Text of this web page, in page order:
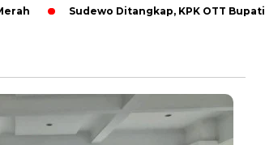
Sudewo Ditangkap, KPK OTT Bupati Pati